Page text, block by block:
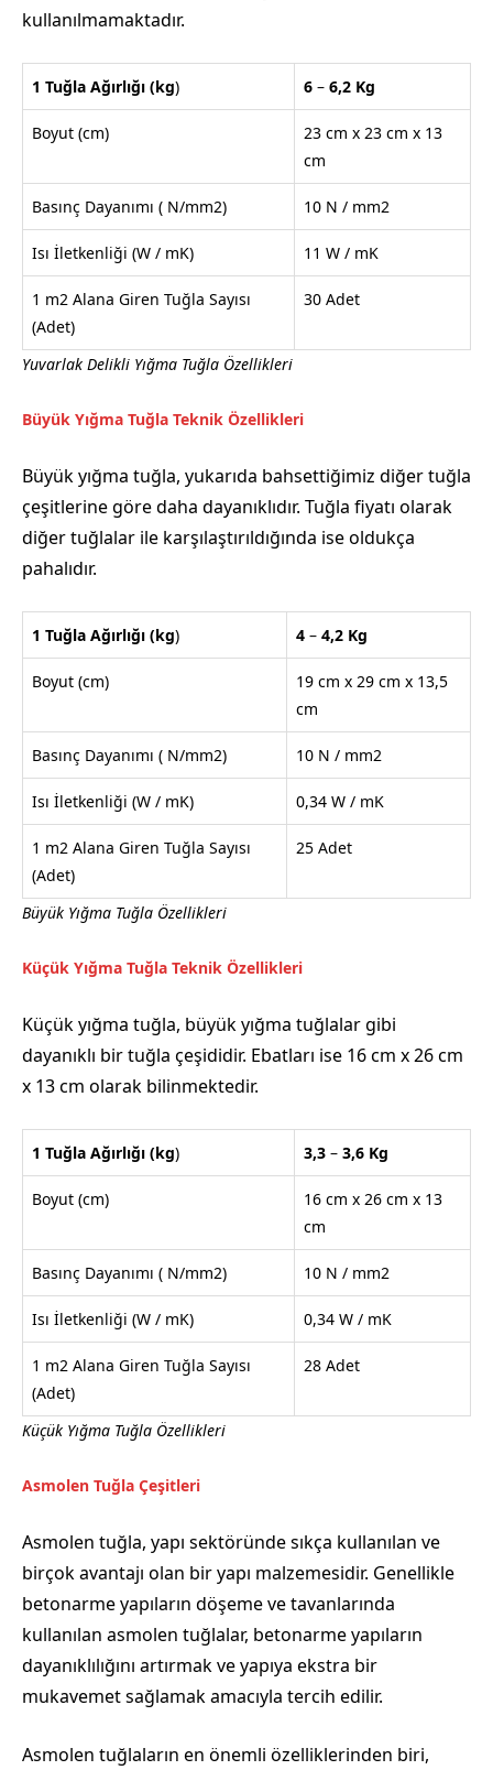
kullanılmamaktadır.
1 Tuğla Ağırlığı (kg) 6 – 6,2 Kg
Boyut (cm)
23 cm x 23 cm x 13
cm
Basınç Dayanımı ( N/mm2) 10 N / mm2
Isı İletkenliği (W / mK) 11 W / mK
1 m2 Alana Giren Tuğla Sayısı
(Adet)
30 Adet
Yuvarlak Delikli Yığma Tuğla Özellikleri
Büyük Yığma Tuğla Teknik Özellikleri
Büyük yığma tuğla, yukarıda bahsettiğimiz diğer tuğla
çeşitlerine göre daha dayanıklıdır. Tuğla fiyatı olarak
diğer tuğlalar ile karşılaştırıldığında ise oldukça
pahalıdır.
1 Tuğla Ağırlığı (kg) 4 – 4,2 Kg
Boyut (cm)
19 cm x 29 cm x 13,5
cm
Basınç Dayanımı ( N/mm2) 10 N / mm2
Isı İletkenliği (W / mK) 0,34 W / mK
1 m2 Alana Giren Tuğla Sayısı
(Adet)
25 Adet
Büyük Yığma Tuğla Özellikleri
Küçük Yığma Tuğla Teknik Özellikleri
Küçük yığma tuğla, büyük yığma tuğlalar gibi
dayanıklı bir tuğla çeşididir. Ebatları ise 16 cm x 26 cm
x 13 cm olarak bilinmektedir.
1 Tuğla Ağırlığı (kg) 3,3 – 3,6 Kg
Boyut (cm)
16 cm x 26 cm x 13
cm
Basınç Dayanımı ( N/mm2) 10 N / mm2
Isı İletkenliği (W / mK) 0,34 W / mK
1 m2 Alana Giren Tuğla Sayısı
(Adet)
28 Adet
Küçük Yığma Tuğla Özellikleri
Asmolen Tuğla Çeşitleri
Asmolen tuğla, yapı sektöründe sıkça kullanılan ve
birçok avantajı olan bir yapı malzemesidir. Genellikle
betonarme yapıların döşeme ve tavanlarında
kullanılan asmolen tuğlalar, betonarme yapıların
dayanıklılığını artırmak ve yapıya ekstra bir
mukavemet sağlamak amacıyla tercih edilir.
Asmolen tuğlaların en önemli özelliklerinden biri,